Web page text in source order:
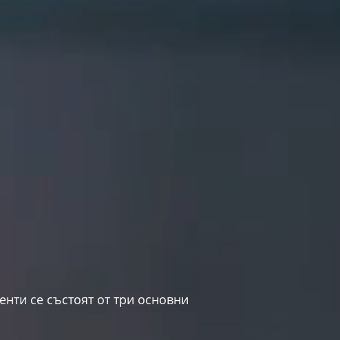
се състоят от три основни